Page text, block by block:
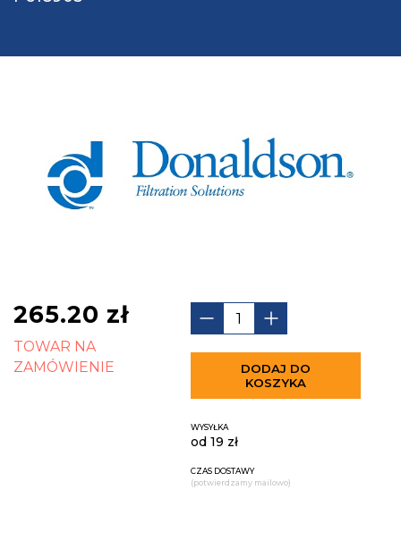
265.20 zł
TOWAR NA
ZAMÓWIENIE
DODAJ DO
KOSZYKA
WYSYŁKA
od 19 zł
CZAS DOSTAWY
(potwierdzamy mailowo)